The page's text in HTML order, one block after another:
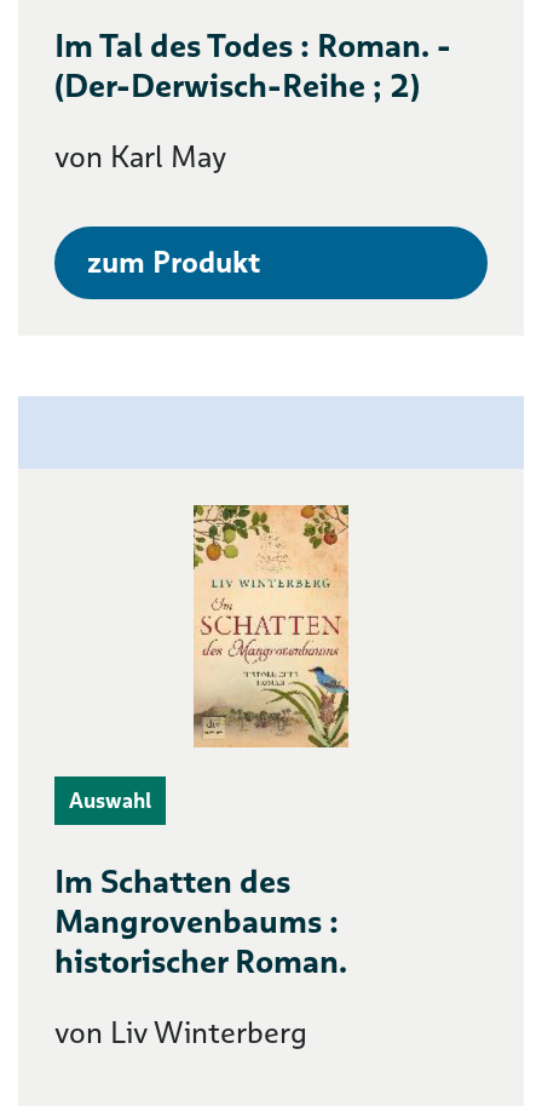
Im Tal des Todes : Roman. -
(Der-Derwisch-Reihe ; 2)
von Karl May
zum Produkt
Auswahl
Im Schatten des
Mangrovenbaums :
historischer Roman.
von Liv Winterberg